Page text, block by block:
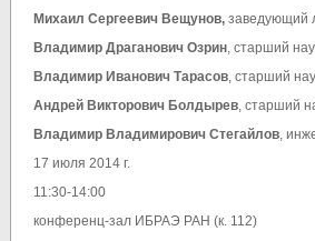
Михаил Сергеевич Вещунов, заведующий
Владимир Драганович Озрин, старший
Владимир Иванович Тарасов, старший
Андрей Викторович Болдырев, старший
Владимир Владимирович Стегайлов,
17 июля 2014 г.
11:30-14:00
конференц-зал ИБРАЭ РАН (к. 112)